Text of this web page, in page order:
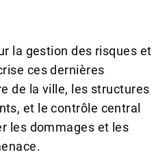
la gestion des risques et
ces dernières
de la ville, les structures
et le contrôle central
les dommages et les